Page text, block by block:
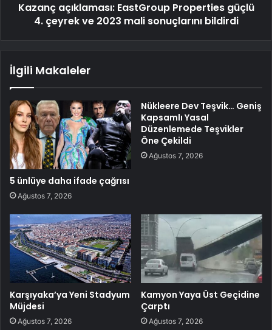
Kazanç açıklaması: EastGroup Properties güçlü
4. çeyrek ve 2023 mali sonuçlarını bildirdi
İlgili Makaleler
5 ünlüye daha ifade çağrısı
Ağustos 7, 2026
Nükleere Dev Teşvik… Geniş
Kapsamlı Yasal
Düzenlemede Teşvikler
Öne Çekildi
Ağustos 7, 2026
Karşıyaka’ya Yeni Stadyum
Müjdesi
Ağustos 7, 2026
Kamyon Yaya Üst Geçidine
Çarptı
Ağustos 7, 2026